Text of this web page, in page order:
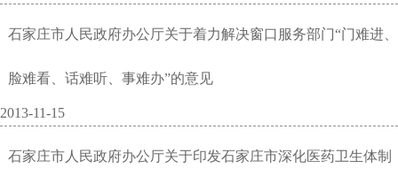
石家庄市人民政府办公厅关于着力解决窗口服务部门“门难进、
脸难看、话难听、事难办”的意见
2013-11-15
石家庄市人民政府办公厅关于印发石家庄市深化医药卫生体制